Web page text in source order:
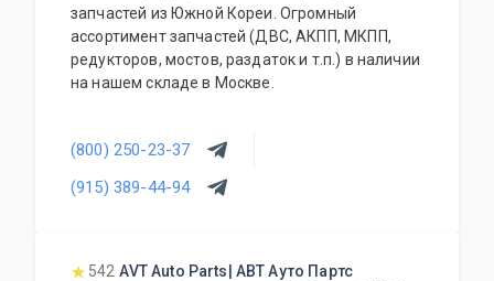
запчастей из Южной Кореи. Огромный
ассортимент запчастей (ДВС, АКПП, МКПП,
редукторов, мостов, раздаток и т.п.) в наличии
на нашем складе в Москве.
(800) 250-23-37
(915) 389-44-94
542 AVT Auto Parts| АВТ Ауто Партс